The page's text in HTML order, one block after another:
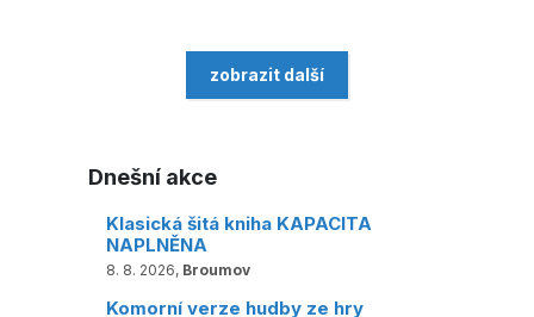
zobrazit další
Dnešní akce
Klasická šitá kniha KAPACITA
NAPLNĚNA
8. 8. 2026, Broumov
Komorní verze hudby ze hry